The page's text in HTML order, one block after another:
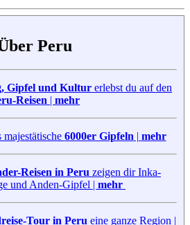
Peru
Gipfel und Kultur erlebst du auf den
Reisen | mehr
majestätische 6000er Gipfeln | mehr
Reisen in Peru zeigen dir Inka-
und Anden-Gipfel | mehr
Tour in Peru eine ganze Region |